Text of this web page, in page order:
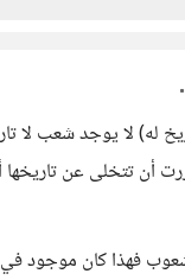
له) لا يوجد شعب لا
أن تتخلى عن
فهذا كان موجود